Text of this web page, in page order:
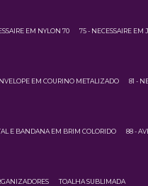
EM NYLON 70 75 - NECESSAIRE EM
EM COURINO METALIZADO 81 -
E BANDANA EM BRIM COLORIDO 88 -
TOALHA SUBLIMADA